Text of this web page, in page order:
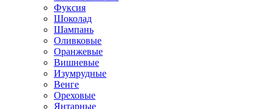
Фуксия
Шоколад
Шампань
Оливковые
Оранжевые
Вишневые
Изумрудные
Венге
Ореховые
Янтарные